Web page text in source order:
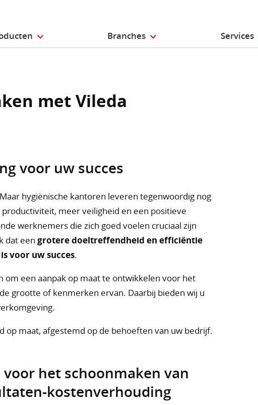
Branches Services
met Vileda
voor uw succes
hygiënische kantoren leveren tegenwoordig nog
meer veiligheid en een positieve
werknemers die zich goed voelen cruciaal zijn
dat een grotere doeltreffendheid en efficiëntie
voor uw succes.
om een aanpak op maat te ontwikkelen voor het
grootte of kenmerken ervan. Daarbij bieden wij u
op maat, afgestemd op de behoeften van uw bedrijf.
het schoonmaken van
kostenverhouding